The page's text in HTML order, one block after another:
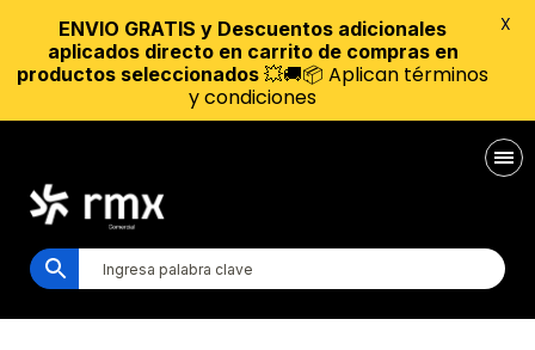
ENVIO GRATIS y Descuentos adicionales
aplicados directo en carrito de compras en
productos seleccionados 💥🚚📦 Aplican términos
y condiciones
X